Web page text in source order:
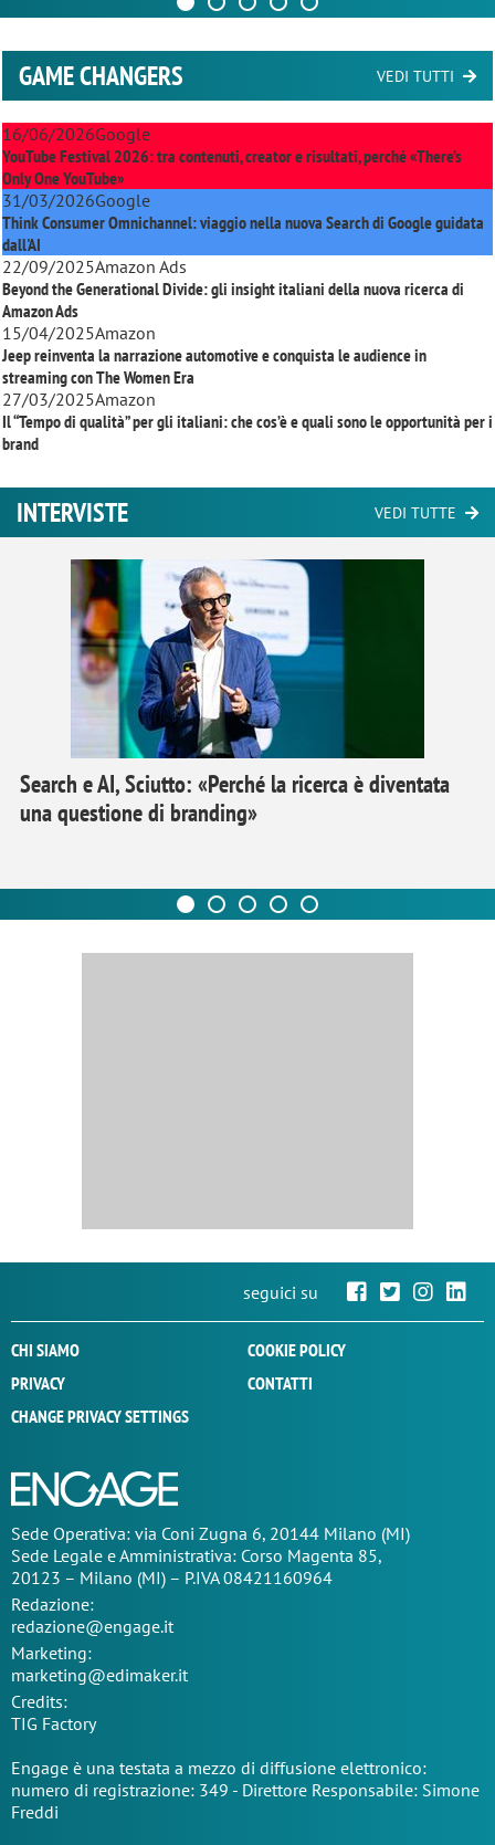
GAME CHANGERS VEDI TUTTI
16/06/2026Google
YouTube Festival 2026: tra contenuti, creator e risultati, perché «There’s
Only One YouTube»
31/03/2026Google
Think Consumer Omnichannel: viaggio nella nuova Search di Google guidata
dall'AI
22/09/2025Amazon Ads
Beyond the Generational Divide: gli insight italiani della nuova ricerca di
Amazon Ads
15/04/2025Amazon
Jeep reinventa la narrazione automotive e conquista le audience in
streaming conThe Women Era
27/03/2025Amazon
Il “Tempo di qualità” per gli italiani: che cos’è e quali sono le opportunità per i
brand
INTERVISTE VEDI TUTTE
Search e AI, Sciutto: «Perché la ricerca è diventata
una questione di branding»
seguici su
CHI SIAMO
COOKIE POLICY
PRIVACY
CONTATTI
CHANGE PRIVACY SETTINGS
Sede Operativa: via Coni Zugna 6, 20144 Milano (MI)
Sede Legale e Amministrativa: Corso Magenta 85,
20123 – Milano (MI) – P.IVA 08421160964
Redazione:
redazione@engage.it
Marketing:
marketing@edimaker.it
Credits:
TIG Factory
Engage è una testata a mezzo di diffusione elettronico:
numero di registrazione: 349 - Direttore Responsabile: Simone
Freddi